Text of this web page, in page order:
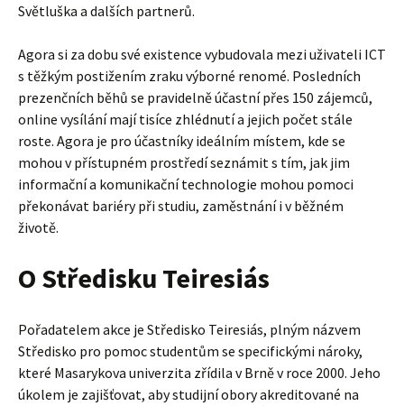
Světluška a dalších partnerů.
Agora si za dobu své existence vybudovala mezi uživateli ICT
s těžkým postižením zraku výborné renomé. Posledních
prezenčních běhů se pravidelně účastní přes 150 zájemců,
online vysílání mají tisíce zhlédnutí a jejich počet stále
roste. Agora je pro účastníky ideálním místem, kde se
mohou v přístupném prostředí seznámit s tím, jak jim
informační a komunikační technologie mohou pomoci
překonávat bariéry při studiu, zaměstnání i v běžném
životě.
O Středisku Teiresiás
Pořadatelem akce je Středisko Teiresiás, plným názvem
Středisko pro pomoc studentům se specifickými nároky,
které Masarykova univerzita zřídila v Brně v roce 2000. Jeho
úkolem je zajišťovat, aby studijní obory akreditované na